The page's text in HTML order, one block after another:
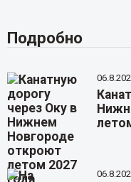
Подробно